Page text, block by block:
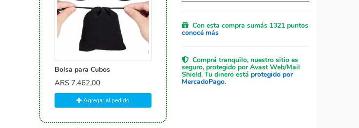
Bolsa para Cubos
ARS 7.462,00
Agregar al pedido
Con esta compra sumás 1321 puntos
conocé más
Comprá tranquilo, nuestro sitio es
seguro, protegido por Avast Web/Mail
Shield. Tu dinero está protegido por
MercadoPago.